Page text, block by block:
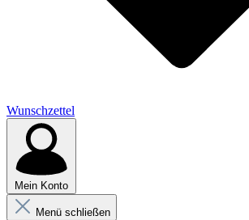
Wunschzettel
Mein Konto
Menü schließen